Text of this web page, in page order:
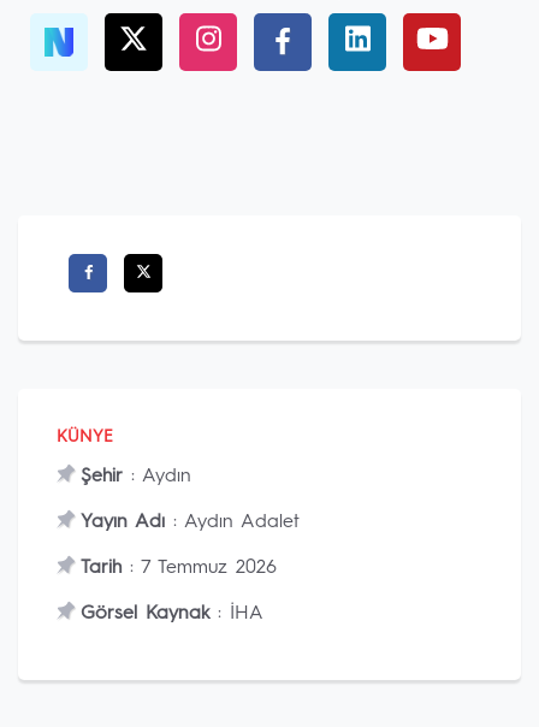
KÜNYE
Şehir : Aydın
Yayın Adı : Aydın Adalet
Tarih : 7 Temmuz 2026
Görsel Kaynak: İHA